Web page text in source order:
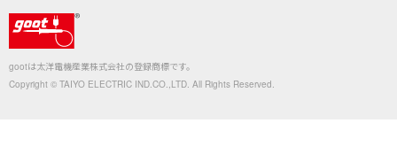
gootは太洋電機産業株式会社の登録商標です。
Copyright © TAIYO ELECTRIC IND.CO.,LTD. All Rights Reserved.